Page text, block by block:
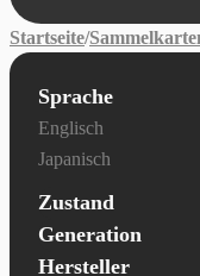
Startseite/
Sprache
Karten - Sprache
Englisch
Japanisch
Zustand
Generation
Hersteller